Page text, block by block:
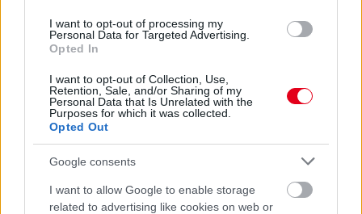
I want to opt-out of processing my
Personal Data for Targeted Advertising.
Opted In
I want to opt-out of Collection, Use,
Retention, Sale, and/or Sharing of my
Personal Data that Is Unrelated with the
Purposes for which it was collected.
Opted Out
Google consents
I want to allow Google to enable storage
related to advertising like cookies on web or
2 napja
Newey biztos benne, hogy Alonso marad az Aston